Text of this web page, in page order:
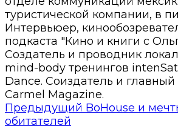
туристической компании, в
Интервьюер,
подкаста "Кино и книги с
Создатель и проводник
mind-body тренингов
Dance. Соиздатель и главный
Carmel Magazine.
Предыдущий BoHouse и
обитателей